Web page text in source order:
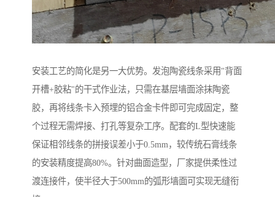
安装工艺的简化是另一大优势。发泡陶瓷线条采用"背面
开槽+胶粘"的干式作业法，只需在基层墙面涂抹陶瓷
胶，再将线条卡入预埋的铝合金卡件即可完成固定，整
个过程无需焊接、打孔等复杂工序。配套的L型快速能
保证相邻线条的拼接误差小于0.5mm，较传统石膏线条
的安装精度提高80%。针对曲面造型，厂家提供柔性过
渡连接件，使半径大于500mm的弧形墙面可实现无缝衔